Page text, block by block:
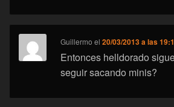
Guillermo el20/03/2013 a las
Entonces helldorado
seguir sacando minis?